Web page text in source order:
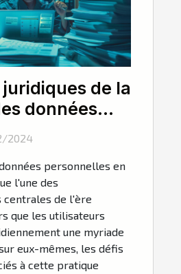
de la
données
en ligne
2024
personnelles en
l'une des
centrales de l'ère
que les utilisateurs
une myriade
eux-mêmes, les défis
à cette pratique